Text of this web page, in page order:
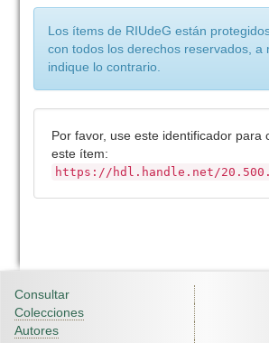
Los ítems de RIUdeG están
con todos los derechos reservados, a
indique lo contrario.
Por favor, use este identificador para
este ítem:
https://hdl.handle.net/
Consultar
Colecciones
Autores